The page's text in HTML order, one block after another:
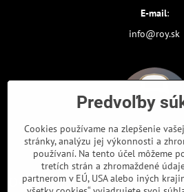
E-mail:
info@roy.sk
Odkazy
Predvoľby
Cookies používame na zlepšenie
stránky, analýzu jej výkonnosti a
používaní. Na tento účel môžeme
tretích strán a zhromaždené
partnerom v EÚ, USA alebo iných